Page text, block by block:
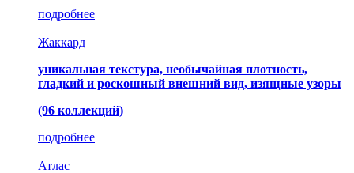
подробнее
Жаккард
уникальная текстура, необычайная плотность,
гладкий и роскошный внешний вид, изящные узоры
(96 коллекций)
подробнее
Атлас